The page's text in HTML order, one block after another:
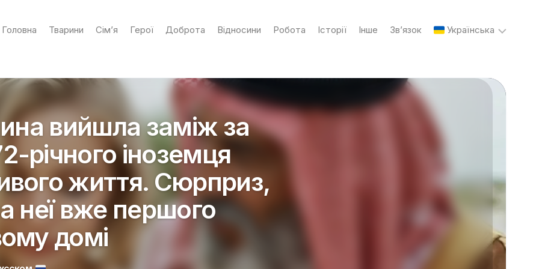
Головна Тварини Сім’я Герої Доброта Відносини Робота Історії Інше Зв’язок Українська
English
вийшла заміж за
річного іноземця
життя. Сюрприз,
неї вже першого
домі